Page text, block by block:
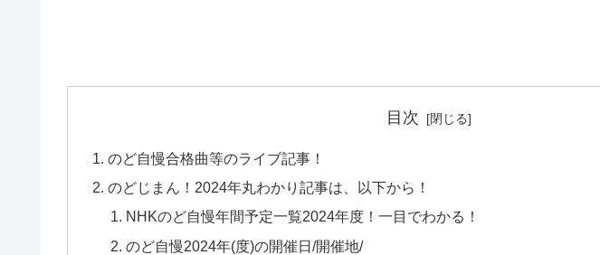
目次
のど自慢合格曲等のライブ記事！
のどじまん！2024年丸わかり記事は、以下から！
NHKのど自慢年間予定一覧2024年度！一目でわかる！
のど自慢2024年(度)の開催日/開催地/